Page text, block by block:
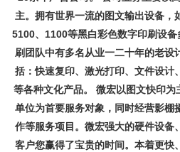
主。拥有世界一流的图文输出设备，
5100、1100等黑白彩色数字印刷设
刷团队中有多名从业一二十年的老设
括：快速复印、激光打印、文件设计
等各种文化产品。 微宏以图文快印
单位为首要服务对象，同时经营影棚
作等服务项目。微宏强大的硬件设备
客户您赢得了宝贵的时间。本着更快